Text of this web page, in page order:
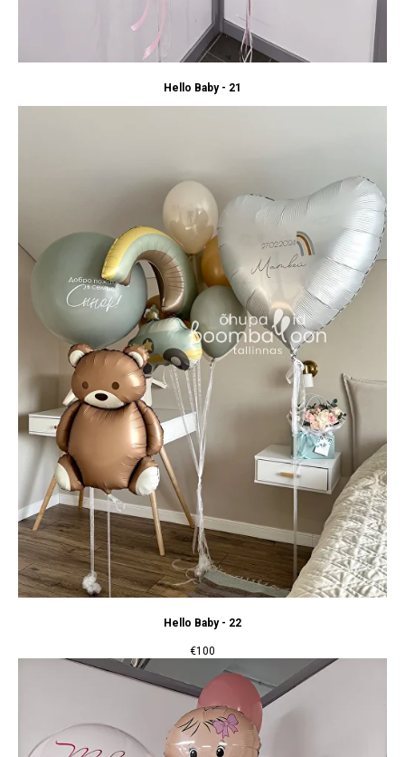
Hello Baby - 21
Hello Baby - 22
€100